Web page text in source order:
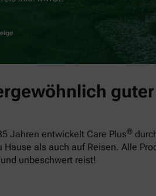
Jahren entwickelt Care Plus®
Hause als auch auf Reisen. Alle
unbeschwert reist!